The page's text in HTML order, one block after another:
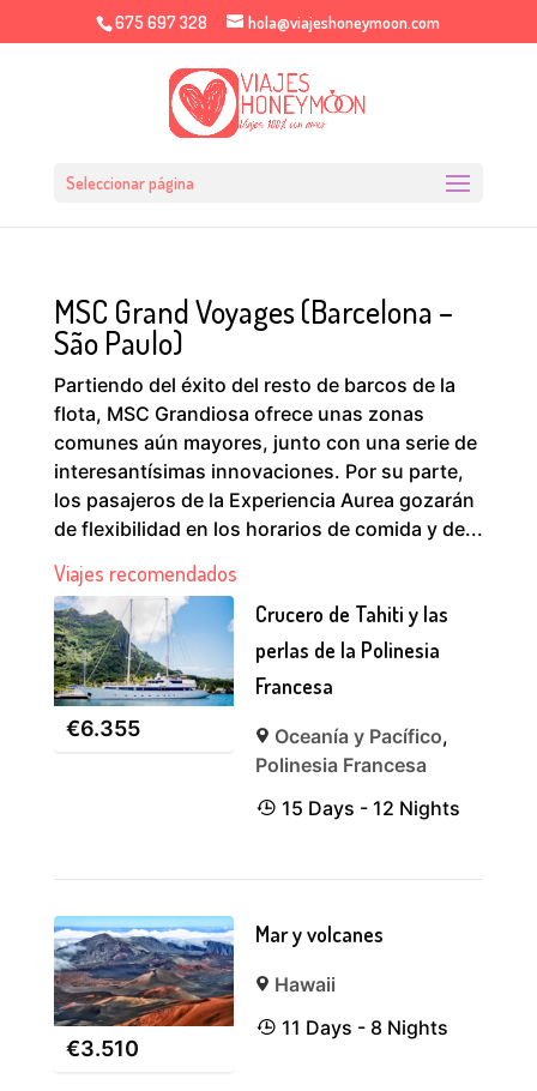
675 697 328 hola@viajeshoneymoon.com
Seleccionar página
MSC Grand Voyages (Barcelona –
São Paulo)
Partiendo del éxito del resto de barcos de la
flota, MSC Grandiosa ofrece unas zonas
comunes aún mayores, junto con una serie de
interesantísimas innovaciones. Por su parte,
los pasajeros de la Experiencia Aurea gozarán
de flexibilidad en los horarios de comida y de...
Viajes recomendados
€6.355
Crucero de Tahiti y las
perlas de la Polinesia
Francesa
Oceanía y Pacífico,
Polinesia Francesa
15 Days - 12 Nights
€3.510
Mar y volcanes
Hawaii
11 Days - 8 Nights